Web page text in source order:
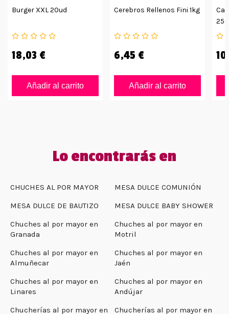
Burger XXL 20ud
18,03 €
Añadir al carrito
Cerebros Rellenos Fini 1kg
6,45 €
Añadir al carrito
Lo encontrarás en
CHUCHES AL POR MAYOR
MESA DULCE COMUNIÓN
MESA DULCE DE BAUTIZO
MESA DULCE BABY SHOWER
Chuches al por mayor en
Granada
Chuches al por mayor en
Motril
Chuches al por mayor en
Almuñecar
Chuches al por mayor en
Jaén
Chuches al por mayor en
Linares
Chuches al por mayor en
Andújar
Chucherías al por mayor en
Chucherías al por mayor en